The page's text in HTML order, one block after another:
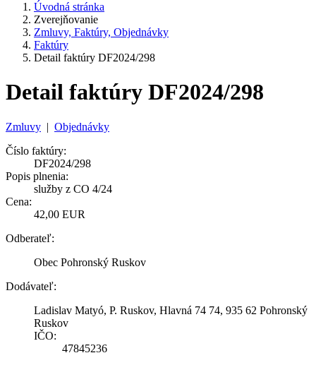
Úvodná stránka
Zverejňovanie
Zmluvy, Faktúry, Objednávky
Faktúry
Detail faktúry DF2024/298
Detail faktúry DF2024/298
Zmluvy | Objednávky
Číslo faktúry:
DF2024/298
Popis plnenia:
služby z CO 4/24
Cena:
42,00 EUR
Odberateľ:
Obec Pohronský Ruskov
Dodávateľ:
Ladislav Matyó, P. Ruskov, Hlavná 74 74, 935 62 Pohronský
Ruskov
IČO:
47845236